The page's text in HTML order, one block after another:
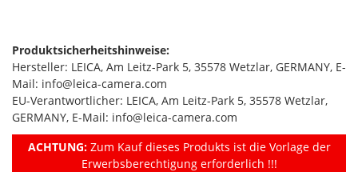
Produktsicherheitshinweise:
Hersteller: LEICA, Am Leitz-Park 5, 35578 Wetzlar, GERMANY, E-
Mail: info@leica-camera.com
EU-Verantwortlicher: LEICA, Am Leitz-Park 5, 35578 Wetzlar,
GERMANY, E-Mail: info@leica-camera.com
ACHTUNG:Zum Kauf dieses Produkts ist die Vorlage der
Erwerbsberechtigung erforderlich !!!